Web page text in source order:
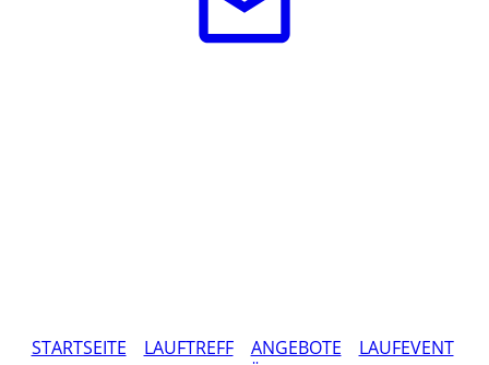
STARTSEITE LAUFTREFF ANGEBOTE
LAUFEVENT